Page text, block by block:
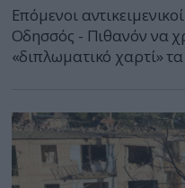
Επόμενοι
Οδησσός - Πιθανόν να
«διπλωματικό χαρτί»